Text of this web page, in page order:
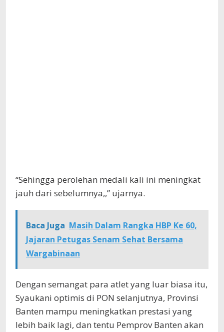
“Sehingga perolehan medali kali ini meningkat
jauh dari sebelumnya,,” ujarnya.
Baca Juga Masih Dalam Rangka HBP Ke 60,
Jajaran Petugas Senam Sehat Bersama
Wargabinaan
Dengan semangat para atlet yang luar biasa itu,
Syaukani optimis di PON selanjutnya, Provinsi
Banten mampu meningkatkan prestasi yang
lebih baik lagi, dan tentu Pemprov Banten akan